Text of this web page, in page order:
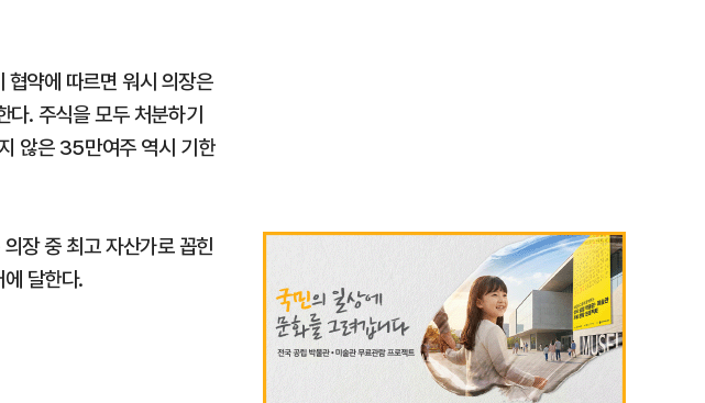
약에 따르면 워시 의장은
다. 주식을 모두 처분하기
않은 35만여주 역시 기한
장 중 최고 자산가로 꼽힌
달한다.